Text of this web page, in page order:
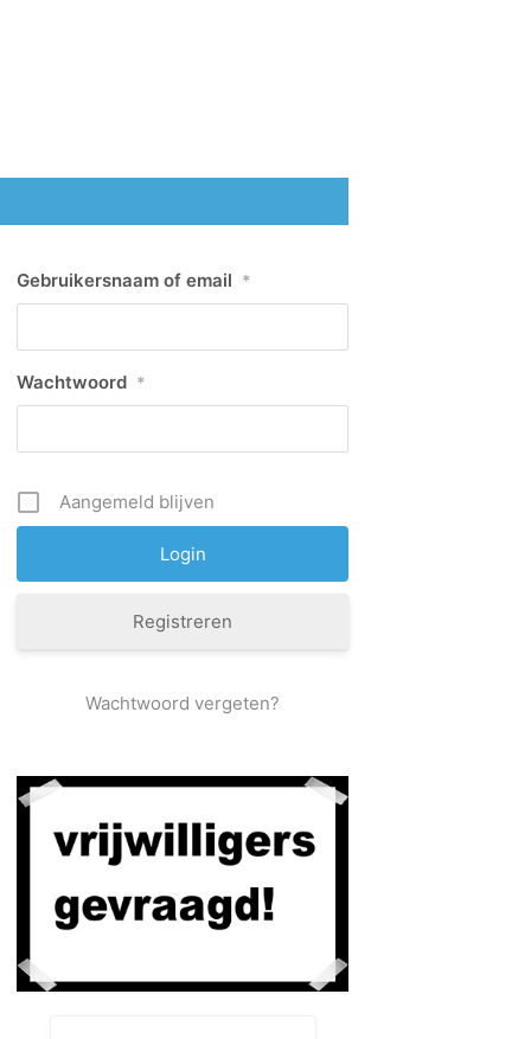
Gebruikersnaam of email *
Wachtwoord *
Aangemeld blijven
Registreren
Wachtwoord vergeten?